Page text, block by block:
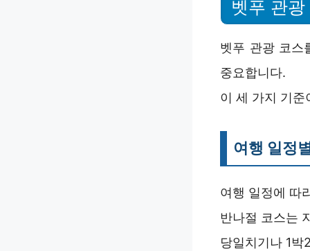
벳푸 관
벳푸 관광 코스
중요합니다.
이 세 가지 기
여행 일정
여행 일정에 따
반나절 코스는
당일치기나 1